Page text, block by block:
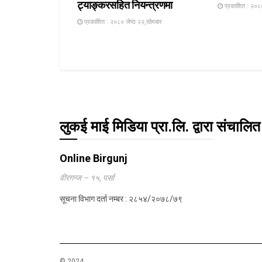
ट्याङ्करसहित नियन्त्रणमा
प्रकाशित : २०८० जेष्ठ २२,सोमबार
प्रकाशित :
लुकई माई मिडिया प्रा.लि. द्वारा संचालित
Online Birgunj
वीरगन्ज – १५, पर्सा
सूचना विभाग दर्ता नम्बर : २८५४/२०७८/७९